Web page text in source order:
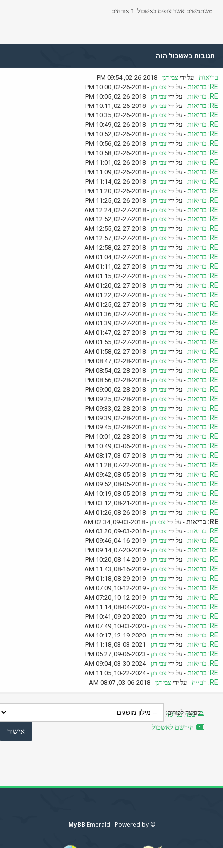
משתמשים אשר צופים באשכול: 1 אורחים
תגובות באשכול הזה
בריאות - על ידי צבי דגן - 02-26-2018, 09:54 PM
RE: בריאות - על ידי צבי דגן - 02-26-2018, 10:00 PM
RE: בריאות - על ידי צבי דגן - 02-26-2018, 10:05 PM
RE: בריאות - על ידי צבי דגן - 02-26-2018, 10:11 PM
RE: בריאות - על ידי צבי דגן - 02-26-2018, 10:35 PM
RE: בריאות - על ידי צבי דגן - 02-26-2018, 10:49 PM
RE: בריאות - על ידי צבי דגן - 02-26-2018, 10:52 PM
RE: בריאות - על ידי צבי דגן - 02-26-2018, 10:56 PM
RE: בריאות - על ידי צבי דגן - 02-26-2018, 10:58 PM
RE: בריאות - על ידי צבי דגן - 02-26-2018, 11:01 PM
RE: בריאות - על ידי צבי דגן - 02-26-2018, 11:09 PM
RE: בריאות - על ידי צבי דגן - 02-26-2018, 11:14 PM
RE: בריאות - על ידי צבי דגן - 02-26-2018, 11:20 PM
RE: בריאות - על ידי צבי דגן - 02-26-2018, 11:25 PM
RE: בריאות - על ידי צבי דגן - 02-27-2018, 12:24 AM
RE: בריאות - על ידי צבי דגן - 02-27-2018, 12:52 AM
RE: בריאות - על ידי צבי דגן - 02-27-2018, 12:55 AM
RE: בריאות - על ידי צבי דגן - 02-27-2018, 12:57 AM
RE: בריאות - על ידי צבי דגן - 02-27-2018, 12:58 AM
RE: בריאות - על ידי צבי דגן - 02-27-2018, 01:04 AM
RE: בריאות - על ידי צבי דגן - 02-27-2018, 01:11 AM
RE: בריאות - על ידי צבי דגן - 02-27-2018, 01:15 AM
RE: בריאות - על ידי צבי דגן - 02-27-2018, 01:20 AM
RE: בריאות - על ידי צבי דגן - 02-27-2018, 01:22 AM
RE: בריאות - על ידי צבי דגן - 02-27-2018, 01:25 AM
RE: בריאות - על ידי צבי דגן - 02-27-2018, 01:36 AM
RE: בריאות - על ידי צבי דגן - 02-27-2018, 01:39 AM
RE: בריאות - על ידי צבי דגן - 02-27-2018, 01:47 AM
RE: בריאות - על ידי צבי דגן - 02-27-2018, 01:55 AM
RE: בריאות - על ידי צבי דגן - 02-27-2018, 01:58 AM
RE: בריאות - על ידי צבי דגן - 02-28-2018, 08:47 PM
RE: בריאות - על ידי צבי דגן - 02-28-2018, 08:54 PM
RE: בריאות - על ידי צבי דגן - 02-28-2018, 08:56 PM
RE: בריאות - על ידי צבי דגן - 02-28-2018, 09:00 PM
RE: בריאות - על ידי צבי דגן - 02-28-2018, 09:25 PM
RE: בריאות - על ידי צבי דגן - 02-28-2018, 09:33 PM
RE: בריאות - על ידי צבי דגן - 02-28-2018, 09:39 PM
RE: בריאות - על ידי צבי דגן - 02-28-2018, 09:45 PM
RE: בריאות - על ידי צבי דגן - 02-28-2018, 10:01 PM
RE: בריאות - על ידי צבי דגן - 03-06-2018, 10:49 PM
RE: בריאות - על ידי צבי דגן - 03-07-2018, 08:17 AM
RE: בריאות - על ידי צבי דגן - 07-22-2018, 11:28 AM
RE: בריאות - על ידי צבי דגן - 08-05-2018, 09:42 AM
RE: בריאות - על ידי צבי דגן - 08-05-2018, 09:52 AM
RE: בריאות - על ידי צבי דגן - 08-05-2018, 10:19 AM
RE: בריאות - על ידי צבי דגן - 08-21-2018, 03:12 PM
RE: בריאות - על ידי צבי דגן - 08-26-2018, 01:26 AM
RE: בריאות - על ידי צבי דגן - 09-03-2018, 02:34 AM
RE: בריאות - על ידי צבי דגן - 09-03-2018, 03:20 AM
RE: בריאות - על ידי צבי דגן - 04-16-2019, 09:46 PM
RE: בריאות - על ידי צבי דגן - 07-20-2019, 09:14 PM
RE: בריאות - על ידי צבי דגן - 08-14-2019, 10:20 PM
RE: בריאות - על ידי צבי דגן - 08-16-2019, 11:43 AM
RE: בריאות - על ידי צבי דגן - 08-29-2019, 01:18 PM
RE: בריאות - על ידי צבי דגן - 10-12-2019, 07:09 AM
RE: בריאות - על ידי צבי דגן - 10-12-2019, 07:20 AM
RE: בריאות - על ידי צבי דגן - 08-04-2020, 11:14 AM
RE: בריאות - על ידי צבי דגן - 09-20-2020, 10:41 PM
RE: בריאות - על ידי צבי דגן - 10-03-2020, 07:49 AM
RE: בריאות - על ידי צבי דגן - 12-19-2020, 10:17 AM
RE: בריאות - על ידי צבי דגן - 03-03-2021, 11:18 PM
RE: בריאות - על ידי צבי דגן - 09-06-2023, 05:27 PM
RE: בריאות - על ידי צבי דגן - 03-30-2024, 09:04 AM
RE: בריאות - על ידי צבי דגן - 10-22-2024, 11:05 AM
RE: רבייה - על ידי צבי דגן - 03-06-2018, 08:07 AM
צפה בגרסה מותאמת להדפסה
הירשם לאשכול
קפיצה לפורום:
© Emerald - Powered by
MyBB